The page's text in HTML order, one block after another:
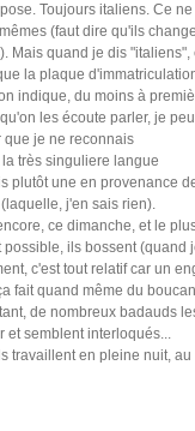
Toujours italiens. Ce ne
(faut dire qu'ils
Mais quand je dis "italiens",
la plaque
indique, du moins à
les écoute parler, je
que je ne reconnais
très singuliere langue
plutôt une en provenance
j'en sais rien).
ce dimanche, et le
possible, ils bossent (quand
c'est tout relatif car un
fait quand même du
de nombreux badauds
et semblent interloqués...
travaillent en pleine nuit,